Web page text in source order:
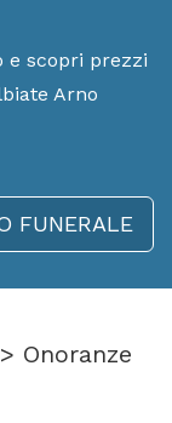
e scopri prezzi
Arno
FUNERALE
> Onoranze